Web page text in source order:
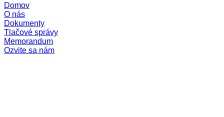
Domov
O nás
Dokumenty
Tlačové správy
Memorandum
Ozvite sa nám